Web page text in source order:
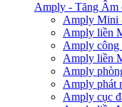
Amply - Tăng Âm
Amply Mini
Amply liền
Amply công
Amply liền
Amply
Amply phát
Amply cục